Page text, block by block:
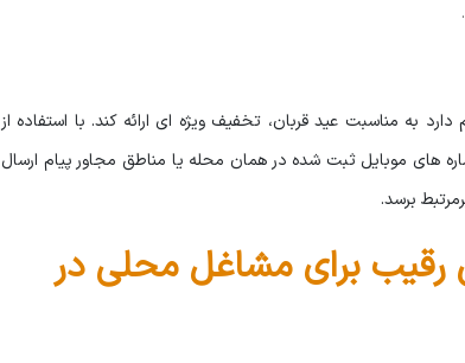
به مناسبت عید قربان، تخفیف ویژه ای ارائه کند. با استفاده از
های موبایل ثبت شده در همان محله یا مناطق مجاور پیام ارسال
برسد.
رقیب برای مشاغل محلی در